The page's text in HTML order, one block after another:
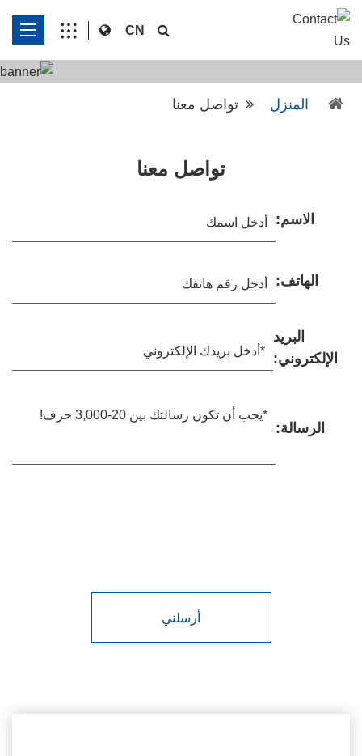
CN
المنزل تواصل معنا
تواصل معنا
الاسم:
الهاتف:
البريد
الإلكتروني:
الرسالة:
أرسلني